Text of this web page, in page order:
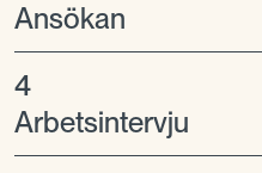
Ansökan
4
Arbetsintervju